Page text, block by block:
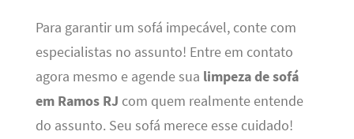
Para garantir um sofá impecável, conte com
especialistas no assunto! Entre em contato
agora mesmo e agende sua limpeza de sofá
em Ramos RJ com quem realmente entende
do assunto. Seu sofá merece esse cuidado!